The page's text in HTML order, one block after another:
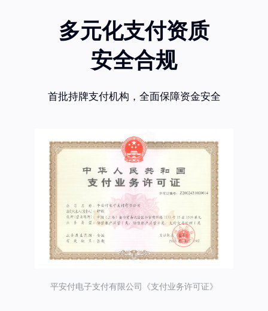
多元化支付资质
安全合规
首批持牌支付机构，全面保障资金安全
平安付电子支付有限公司《支付业务许可证》